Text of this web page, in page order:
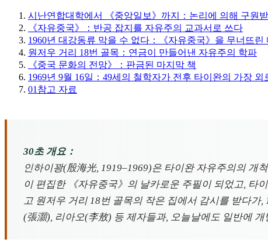
시난연합대학에서 《중앙일보》까지：논리에 의해 구원
《자유중국》：반공 잡지를 자유주의 교과서로 쓰다
1960년 대강동류 막을 수 없다：《자유중국》을 무너뜨린
원저우 거리 18번 골목：연금이 만들어낸 자유주의 학파
《중국 문화의 전망》：판금된 마지막 책
1969년 9월 16일：49세의 철학자가 전후 타이완의 가장
01 참고 자료
30초 개요：
인하이꽝(殷海光, 1919–1969)은 타이완 자유주의의 개
이 편집한 《자유중국》의 날카로운 주필이 되었고, 타
고 원저우 거리 18번 골목의 작은 집에서 감시를 받다
(張灝), 리아오(李敖) 등 제자들과, 오늘날에도 일반에